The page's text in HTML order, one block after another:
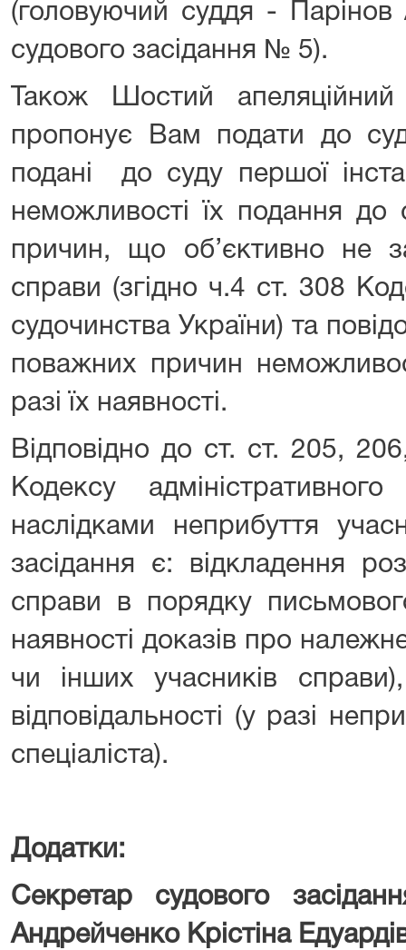
(головуючий суддя -
судового засідання № 5).
Також Шостий апеляційний
пропонує Вам подати до
подані до суду першої
неможливості їх подання до
причин, що об’єктивно не
справи (згідно ч.4 ст. 308
судочинства України) та
поважних причин
разі їх наявності.
Відповідно до ст. ст. 205,
Кодексу
наслідками неприбуття
засідання є: відкладення
справи в порядку
наявності доказів про
чи інших учасників
відповідальності (у разі
спеціаліста).
Додатки:
Секретар судового
Андрейченко Крістіна